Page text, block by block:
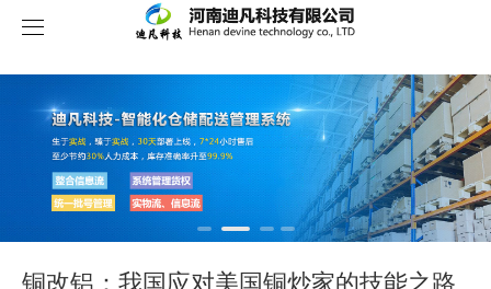
铜改铝：我国应对美国铜炒家的技能之路